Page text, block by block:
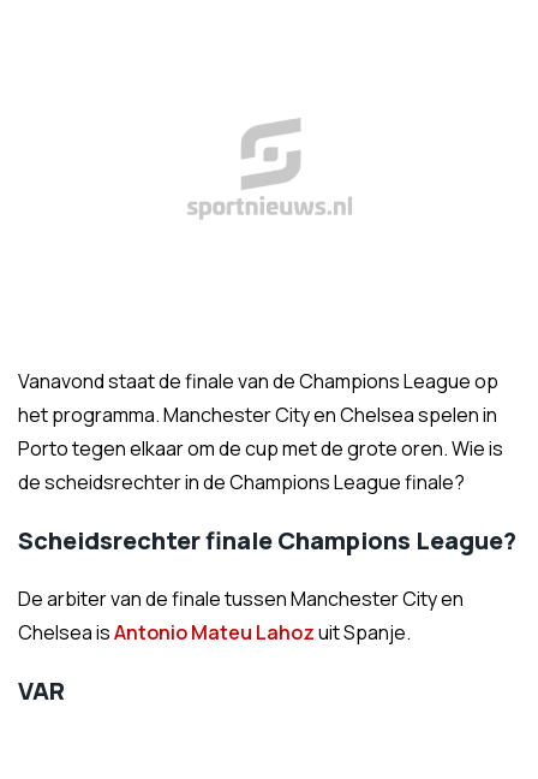
Vanavond staat de finale van de Champions League op
het programma. Manchester City en Chelsea spelen in
Porto tegen elkaar om de cup met de grote oren. Wie is
de scheidsrechter in de Champions League finale?
Scheidsrechter finale Champions League?
De arbiter van de finale tussen Manchester City en
Chelsea isAntonio Mateu Lahozuit Spanje.
VAR